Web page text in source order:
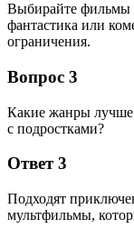
Выбирайте фильмы
фантастика или
ограничения.
Вопрос 3
Какие жанры лучше
с подростками?
Ответ 3
Подходят
мультфильмы,